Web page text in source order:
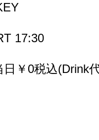
17:30
￥0税込(Drink